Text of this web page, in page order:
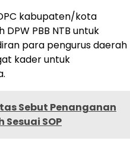
kabupaten/kota
PBB NTB untuk
para pengurus daerah
kader untuk
Sebut Penanganan
SOP